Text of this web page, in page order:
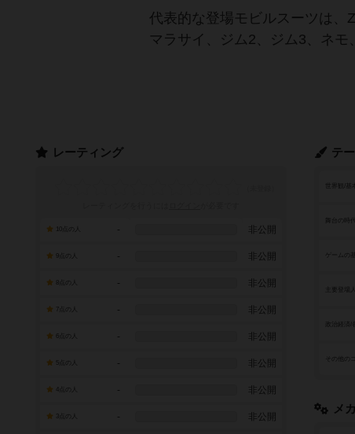
代表的な登場モビルスーツは、
マラサイ、ジム2、ジム3、ネモ
テ
世界観/基
舞台の時
ゲームの
政治経済/
その他の
メ
レーティング
- 非公開
- 非公開
- 非公開
7点の人 - 非公開
- 非公開
- 非公開
- 非公開
- 非公開